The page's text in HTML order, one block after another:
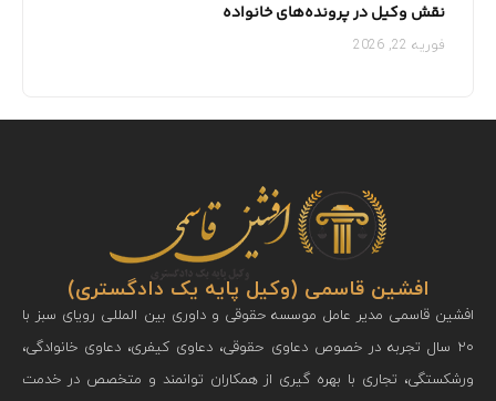
نقش وکیل در پرونده‌های خانواده
فوریه 22, 2026
افشین قاسمی (وکیل پایه یک دادگستری)
افشين قاسمی مدير عامل موسسه حقوقی و داوری بين المللی رويای سبز با
۲۰ سال تجربه در خصوص دعاوی حقوقی، دعاوی کیفری، دعاوی خانوادگی،
ورشكستگی، تجاری با بهره گيری از همكاران توانمند و متخصص در خدمت